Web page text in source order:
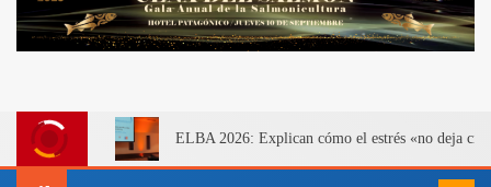
ELBA 2026: Explican cómo el estrés «no deja